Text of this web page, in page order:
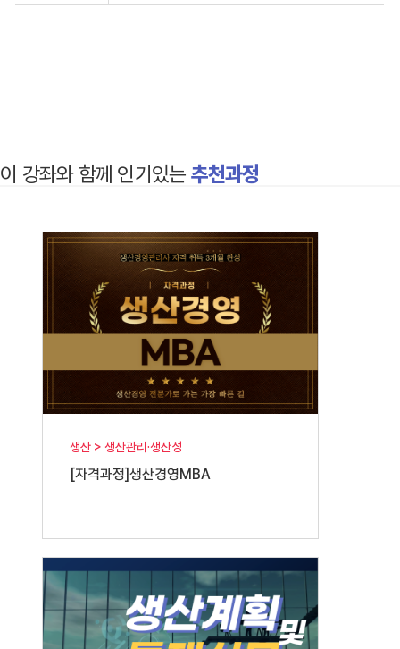
이 강좌와 함께 인기있는 추천과정
생산 > 생산관리·생산성
[자격과정]생산경영MBA